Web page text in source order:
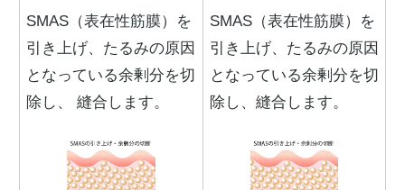
SMAS（表在性筋膜）を
引き上げ、たるみの原因
となっている余剰分を切
除し、 縫合します。
SMAS（表在性筋膜）を
引き上げ、たるみの原因
となっている余剰分を切
除し、縫合します。